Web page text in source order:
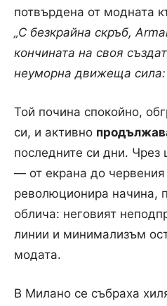
потвърдена от модната
„С безкрайна скръб,
кончината на своя
неуморна движеща
Той почина спокойно,
си, и активно
последните си дни. Чрез
— от екрана до
революционира начина,
облича: неговият
линии и минимализъм
модата.
В Милано се събраха